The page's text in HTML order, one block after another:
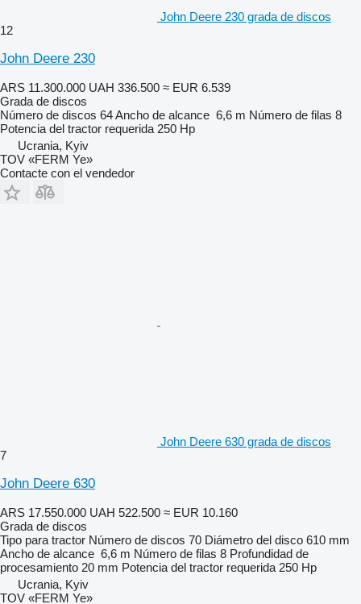
John Deere 230 grada de discos
12
John Deere 230
ARS 11.300.000 UAH 336.500 ≈ EUR 6.539
Grada de discos
Número de discos 64Ancho de alcance 6,6 m Número de filas 8
Potencia del tractor requerida 250 Hp
Ucrania, Kyiv
TOV «FERM Ye»
Contacte con el vendedor
John Deere 630 grada de discos
7
John Deere 630
ARS 17.550.000 UAH 522.500 ≈ EUR 10.160
Grada de discos
Tipo para tractor Número de discos 70 Diámetro del disco 610 mm
Ancho de alcance 6,6 m Número de filas 8 Profundidad de
procesamiento 20 mm Potencia del tractor requerida 250 Hp
Ucrania, Kyiv
TOV «FERM Ye»